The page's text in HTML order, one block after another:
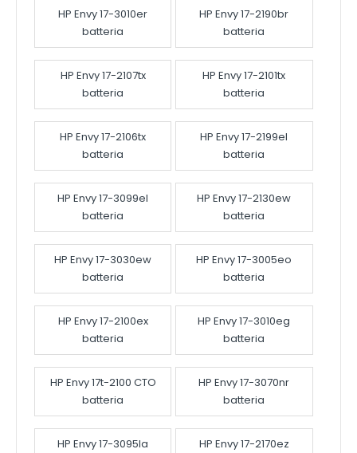
HP Envy 17-3010er
batteria
HP Envy 17-2190br
batteria
HP Envy 17-2107tx
batteria
HP Envy 17-2101tx
batteria
HP Envy 17-2106tx
batteria
HP Envy 17-2199el
batteria
HP Envy 17-3099el
batteria
HP Envy 17-2130ew
batteria
HP Envy 17-3030ew
batteria
HP Envy 17-3005eo
batteria
HP Envy 17-2100ex
batteria
HP Envy 17-3010eg
batteria
HP Envy 17t-2100 CTO
batteria
HP Envy 17-3070nr
batteria
HP Envy 17-3095la
HP Envy 17-2170ez